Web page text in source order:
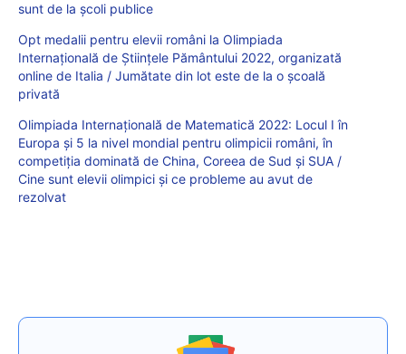
sunt de la școli publice
Opt medalii pentru elevii români la Olimpiada
Internațională de Științele Pământului 2022, organizată
online de Italia / Jumătate din lot este de la o școală
privată
Olimpiada Internațională de Matematică 2022: Locul I în
Europa și 5 la nivel mondial pentru olimpicii români, în
competiția dominată de China, Coreea de Sud și SUA /
Cine sunt elevii olimpici și ce probleme au avut de
rezolvat